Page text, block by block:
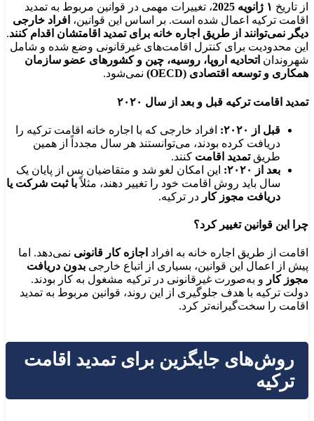
از تاریخ ۱ ژانویه 2025
، تغییرات مهمی در قوانین مربوط به تمدید
اقامت ترکیه اعمال شده است. بر اساس این قوانین، افراد خارجی
دیگر نمی‌توانند از طریق اجاره خانه برای تمدید اقامتشان اقدام کنند.
این محدودیت برای کنترل اقامت‌های غیرقانونی وضع شده و شامل
شهروندان اتحادیه اروپا، روسیه، چین و کشورهای عضو سازمان
همکاری و توسعه اقتصادی (OECD)
نمی‌شود.
تمدید اقامت ترکیه قبل و بعد از سال ۲۰۲۰
قبل از ۲۰۲۰:
افراد خارجی که با اجاره خانه اقامت ترکیه را
دریافت کرده بودند، می‌توانستند هر سال مجدداً از همین
طریقتمدید اقامت کنند.
بعد از ۲۰۲۰:
این امکان لغو شد و متقاضیان پس از پایان یک
سال باید روش اقامت خود را تغییر دهند، مثلاًبا ثبت شرکت یا
دریافت مجوز کار در ترکیه.
چرا این قوانین تغییر کرد؟
اقامت از طریق اجاره خانه به افراد اجازه کار قانونی نمی‌دهد. اما
پیش از اعمال این قوانین، بسیاری از اتباع خارجی بدون دریافت
مجوز کار و به‌صورت غیرقانونی در ترکیه مشغول به کار بودند.
دولت ترکیه با هدف جلوگیری از این روند، قوانین مربوط به تمدید
اقامت را سخت‌گیرانه‌تر کرد.
روش‌های جایگزین برای تمدید اقامت
ترکیه